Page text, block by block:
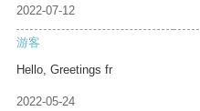
2022-07-12
游客
Hello, Greetings fr
2022-05-24